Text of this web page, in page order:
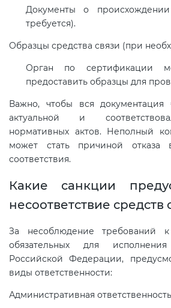
Документы о
требуется).
Образцы средства связи (при
Орган по сертификации
предоставить образцы для
Важно, чтобы вся документация
актуальной и
нормативных актов. Неполный
может стать причиной отказа
соответствия.
Какие санкции
несоответствие средств
За несоблюдение требований к
обязательных для
Российской Федерации,
виды ответственности:
Административная ответственность